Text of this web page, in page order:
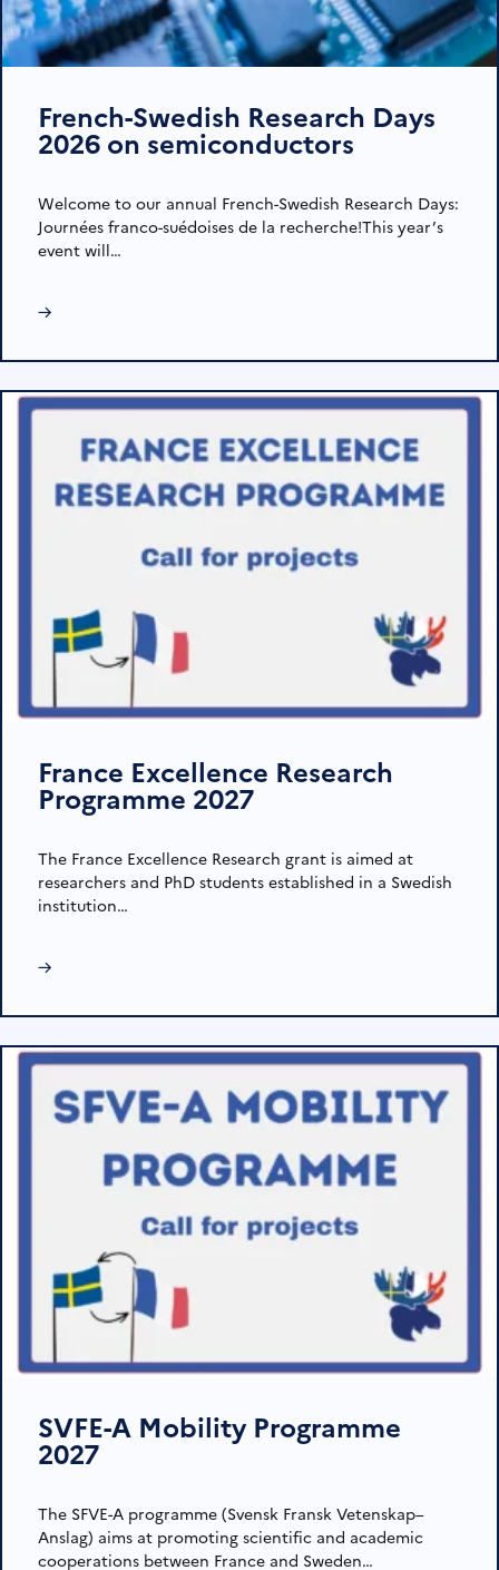
French-Swedish Research Days
2026 on semiconductors
Welcome to our annual French-Swedish Research Days:
Journées franco-suédoises de la recherche!This year’s
event will…
→
France Excellence Research
Programme 2027
The France Excellence Research grant is aimed at
researchers and PhD students established in a Swedish
institution…
→
SVFE-A Mobility Programme
2027
The SFVE-A programme (Svensk Fransk Vetenskap–
Anslag) aims at promoting scientific and academic
cooperations between France and Sweden…